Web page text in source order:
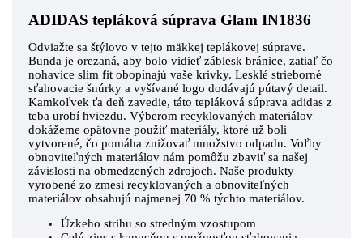
ADIDAS tepláková súprava Glam IN1836
Odviažte sa štýlovo v tejto mäkkej teplákovej súprave.
Bunda je orezaná, aby bolo vidieť záblesk bránice, zatiaľ čo
nohavice slim fit obopínajú vaše krivky. Lesklé strieborné
sťahovacie šnúrky a vyšívané logo dodávajú pútavý detail.
Kamkoľvek ťa deň zavedie, táto tepláková súprava adidas z
teba urobí hviezdu. Výberom recyklovaných materiálov
dokážeme opätovne použiť materiály, ktoré už boli
vytvorené, čo pomáha znižovať množstvo odpadu. Voľby
obnoviteľných materiálov nám pomôžu zbaviť sa našej
závislosti na obmedzených zdrojoch. Naše produkty
vyrobené zo zmesi recyklovaných a obnoviteľných
materiálov obsahujú najmenej 70 % týchto materiálov.
Úzkeho strihu so stredným vzostupom